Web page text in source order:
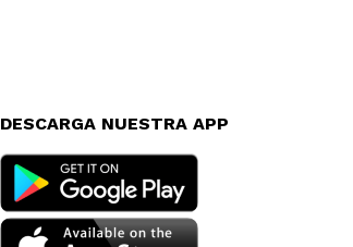
DESCARGA NUESTRA APP